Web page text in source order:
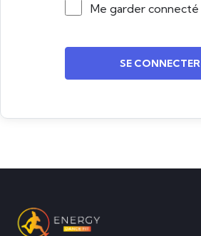
Me garder connecté
SE CONNECTER